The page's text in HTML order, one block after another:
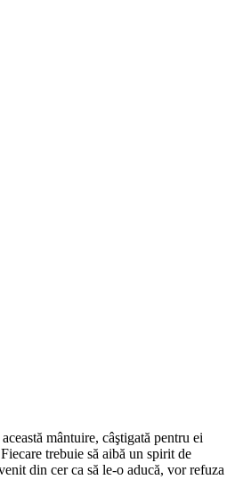
mântuire, câştigată pentru ei
trebuie să aibă un spirit de
din cer ca să le-o aducă, vor refuza